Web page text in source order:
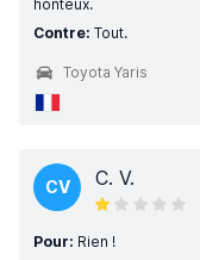
honteux.
Contre: Tout.
Toyota Yaris
CV C. V.
Pour: Rien !